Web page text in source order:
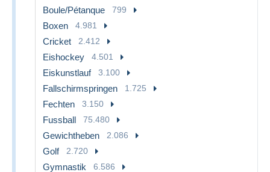
Boule/Pétanque 799
Boxen 4.981
Cricket 2.412
Eishockey 4.501
Eiskunstlauf 3.100
Fallschirmspringen 1.725
Fechten 3.150
Fussball 75.480
Gewichtheben 2.086
Golf 2.720
Gymnastik 6.586